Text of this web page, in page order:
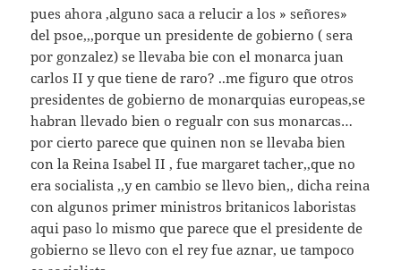
pues ahora ,alguno saca a relucir a los » señores»
del psoe,,,porque un presidente de gobierno ( sera
por gonzalez) se llevaba bie con el monarca juan
carlos II y que tiene de raro? ..me figuro que otros
presidentes de gobierno de monarquias europeas,se
habran llevado bien o regualr con sus monarcas…
por cierto parece que quinen non se llevaba bien
con la Reina Isabel II , fue margaret tacher,,que no
era socialista ,,y en cambio se llevo bien,, dicha reina
con algunos primer ministros britanicos laboristas
aqui paso lo mismo que parece que el presidente de
gobierno se llevo con el rey fue aznar, ue tampoco